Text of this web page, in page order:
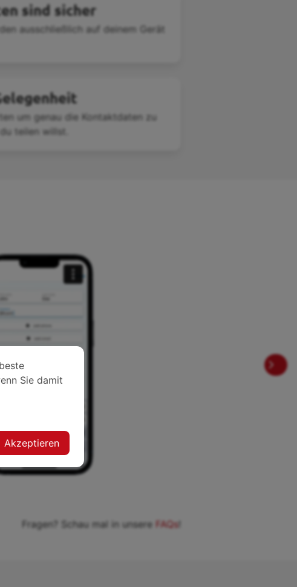
Sie damit
Akzeptieren
sind sicher
ausschließlich auf deinem Gerät
um genau die Kontaktdaten zu
teilen willst.
Fragen? Schau mal in unsere FAQs!